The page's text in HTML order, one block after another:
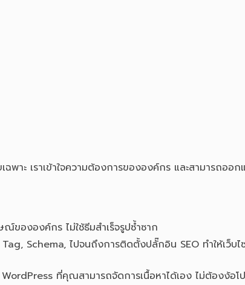
ฉพาะ เราเข้าใจความต้องการขององค์กร และสามารถออ
ขององค์กร ไม่ใช้ธีมสำเร็จรูปซ้ำซาก
Schema, ไปจนถึงการติดตั้งปลั๊กอิน SEO ทำให้เว็
ที่คุณสามารถจัดการเนื้อหาได้เอง ไม่ต้องง้อโ